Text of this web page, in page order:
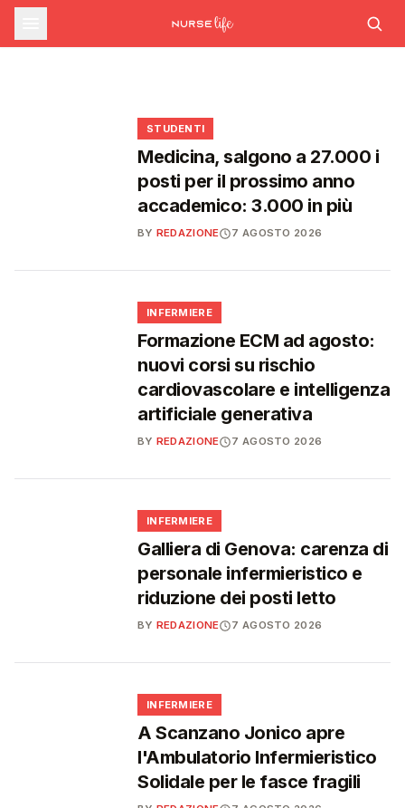
sfide che decideranno il futuro del
Ssn
Decreto PA e sanità: nuovo commissario per
le scorte Covid, liste d'attesa al Siveas e
INFERMIERE
Decreto PA: nuove regole per scorte Covid,
STUDENTI
Medicina, salgono a 27.000 i
posti per il prossimo anno
accademico: 3.000 in più
BY REDAZIONE 7 AGOSTO 2026
INFERMIERE
Formazione ECM ad agosto:
nuovi corsi su rischio
cardiovascolare e intelligenza
artificiale generativa
BY REDAZIONE 7 AGOSTO 2026
INFERMIERE
Galliera di Genova: carenza di
personale infermieristico e
riduzione dei posti letto
BY REDAZIONE 7 AGOSTO 2026
INFERMIERE
A Scanzano Jonico apre
l'Ambulatorio Infermieristico
Solidale per le fasce fragili